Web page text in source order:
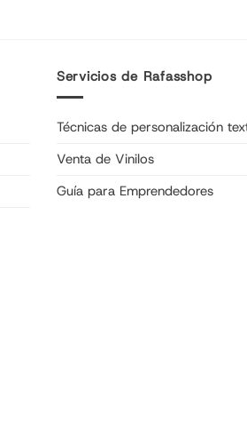
Servicios de Rafasshop
Técnicas de personalización
Venta de Vinilos
Guía para Emprendedores